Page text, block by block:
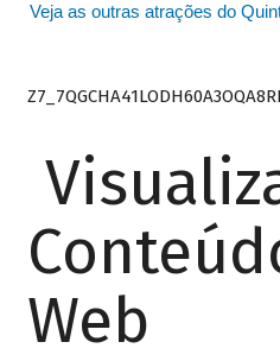
Veja as outras atrações do
Web